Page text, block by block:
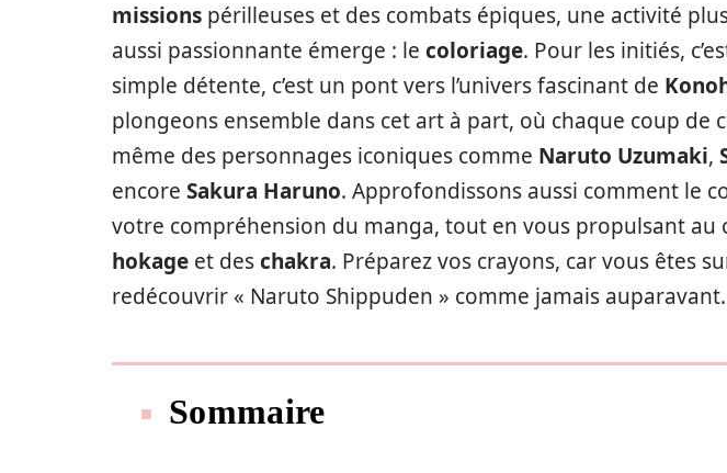
missions périlleuses et des combats épiques, une activité
aussi passionnante émerge : le coloriage. Pour les initiés,
simple détente, c’est un pont vers l’univers fascinant de
plongeons ensemble dans cet art à part, où chaque coup de
même des personnages iconiques comme Naruto Uzumaki,
encore Sakura Haruno. Approfondissons aussi comment le
votre compréhension du manga, tout en vous propulsant au
hokage et deschakra. Préparez vos crayons, car vous êtes
redécouvrir « Naruto Shippuden » comme jamais auparavant.
Sommaire